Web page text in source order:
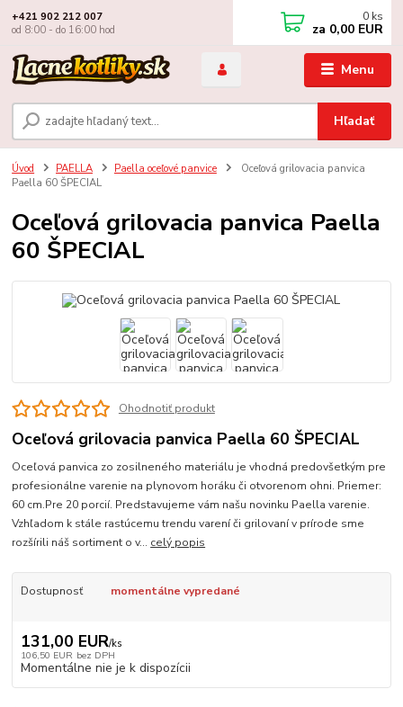
Menu
Hľadať
+421 902 212 007
od 8:00 - do 16:00 hod
0 ks
za 0,00 EUR
Úvod PAELLA Paella oceľové panvice
Oceľová grilovacia panvica
Paella 60 ŠPECIAL
Oceľová grilovacia panvica Paella
60 ŠPECIAL
Ohodnotiť produkt
Oceľová grilovacia panvica Paella 60 ŠPECIAL
Oceľová panvica zo zosilneného materiálu je vhodná predovšetkým pre
profesionálne varenie na plynovom horáku či otvorenom ohni. Priemer:
60 cm.Pre 20 porcií. Predstavujeme vám našu novinku Paella varenie.
Vzhľadom k stále rastúcemu trendu varení či grilovaní v prírode sme
rozšírili náš sortiment o v... celý popis
Dostupnosť momentálne vypredané
131,00 EUR/ks
106,50 EUR bez DPH
Momentálne nie je k dispozícii